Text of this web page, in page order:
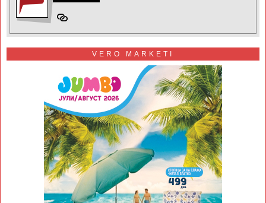
VERO MARKETI